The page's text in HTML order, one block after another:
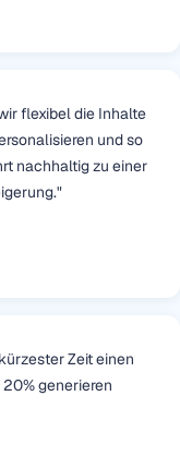
flexibel die Inhalte
und so
nachhaltig zu einer
Zeit einen
generieren